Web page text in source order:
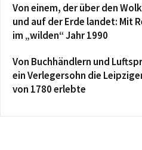
Von einem, der über den
und auf der Erde landet: Mit
im „wilden“ Jahr 1990
Von Buchhändlern und
ein Verlegersohn die
von 1780 erlebte